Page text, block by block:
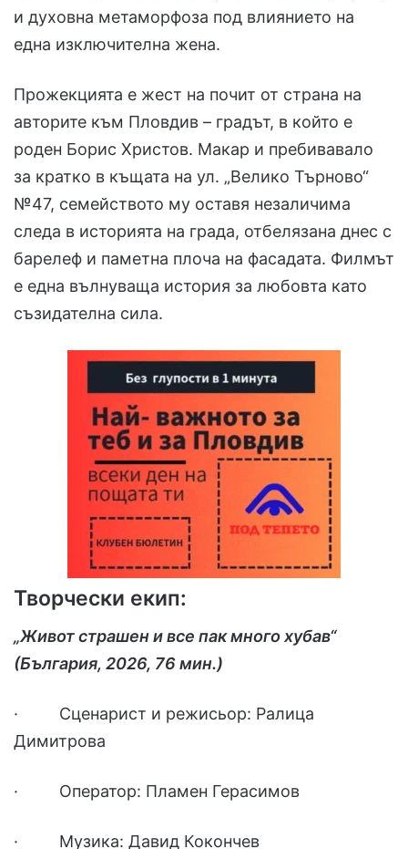
и духовна метаморфоза под влиянието на
една изключителна жена.
Прожекцията е жест на почит от страна на
авторите към Пловдив – градът, в който е
роден Борис Христов. Макар и пребивавало
за кратко в къщата на ул. „Велико Търново“
№47, семейството му оставя незаличима
следа в историята на града, отбелязана днес с
барелеф и паметна плоча на фасадата. Филмът
е една вълнуваща история за любовта като
съзидателна сила.
Творчески екип:
„Живот страшен и все пак много хубав“
(България, 2026, 76 мин.)
· Сценарист и режисьор: Ралица
Димитрова
· Оператор: Пламен Герасимов
· Музика: Давид Кокончев